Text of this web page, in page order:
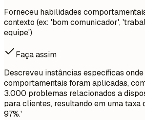
Forneceu habilidades
contexto (ex: 'bom comunicador',
equipe')
Faça assim
Descreveu instâncias específicas
comportamentais foram aplicadas,
3.000 problemas relacionados a
para clientes, resultando em uma taxa
97%.'